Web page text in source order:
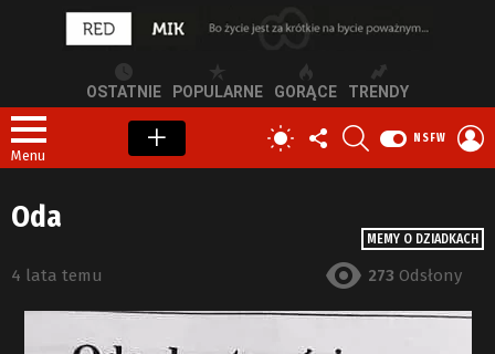
OSTATNIE POPULARNE GORĄCE TRENDY
Menu
PRZEŁĄCZ
SKÓRKĘ
OBSERWUJ
NAS
NSFW
MEMY O DZIADKACH
Oda
4 lata temu 273 Odsłony